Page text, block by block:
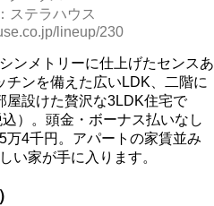
ステラハウス
lineup/230
ンメトリーに仕上げたセンスあ
ンを備えた広いLDK、二階に
屋設けた贅沢な3LDK住宅で
）。頭金・ボーナス払いなし
4千円。アパートの家賃並み
い家が手に入ります。